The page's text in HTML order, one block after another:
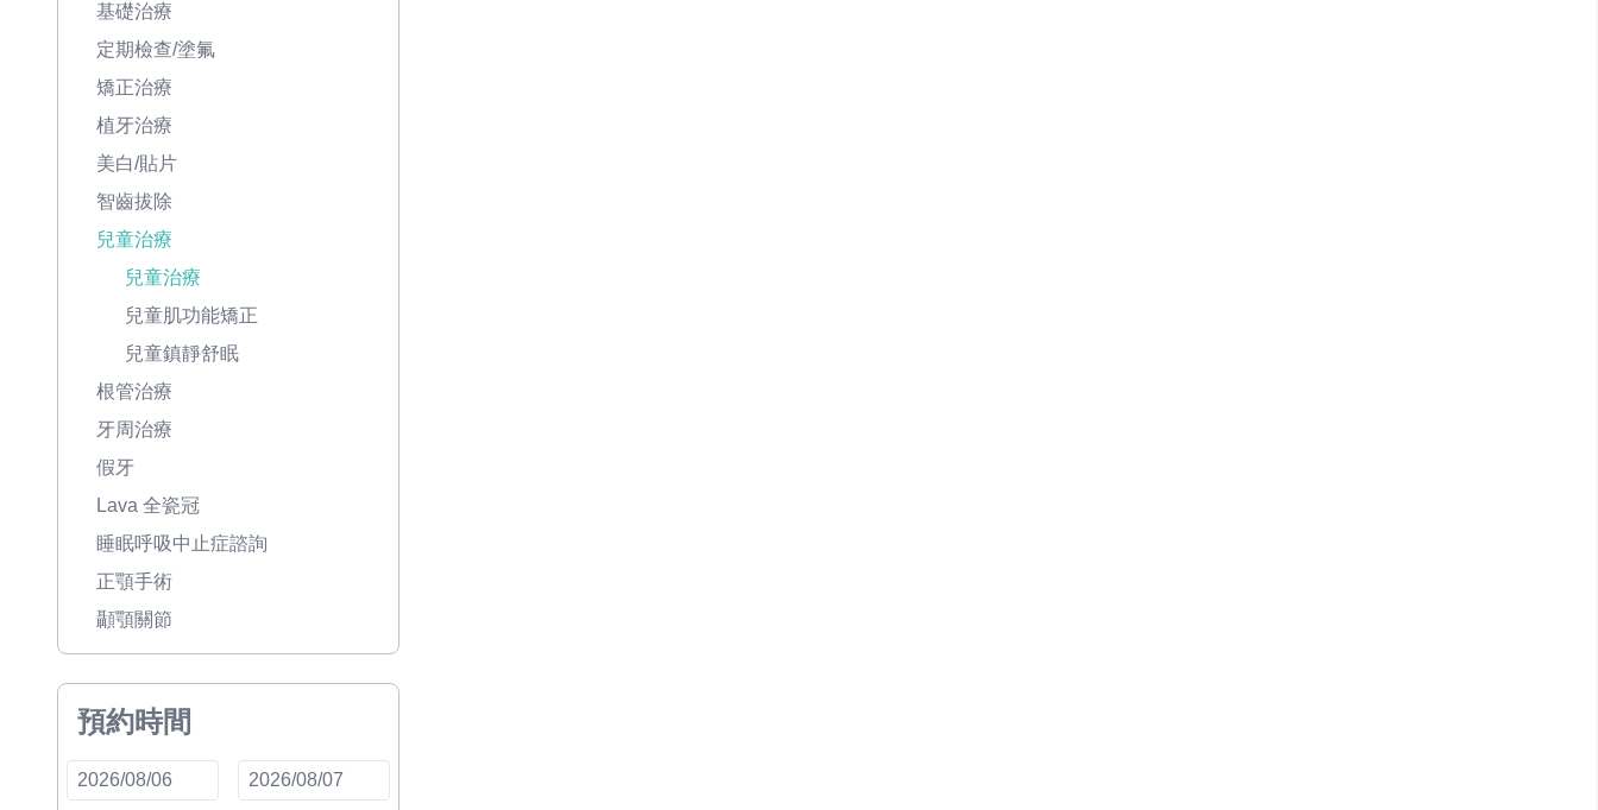
基礎治療
定期檢查/塗氟
矯正治療
植牙治療
美白/貼片
智齒拔除
兒童治療
兒童治療
兒童肌功能矯正
兒童鎮靜舒眠
根管治療
牙周治療
假牙
Lava 全瓷冠
睡眠呼吸中止症諮詢
正顎手術
顳顎關節
預約時間